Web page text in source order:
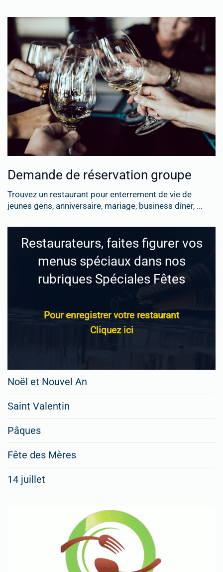
Demande de réservation groupe
Trouvez un restaurant pour enterrement de vie de
jeunes gens, anniversaire, mariage, business dîner, ...
Restaurateurs, faites figurer vos
menus spéciaux dans nos
rubriques Spéciales Fêtes
Pour enregistrer votre restaurant
Cliquez ici
Noël et Nouvel An
Saint Valentin
Pâques
Fête des Mères
14 juillet